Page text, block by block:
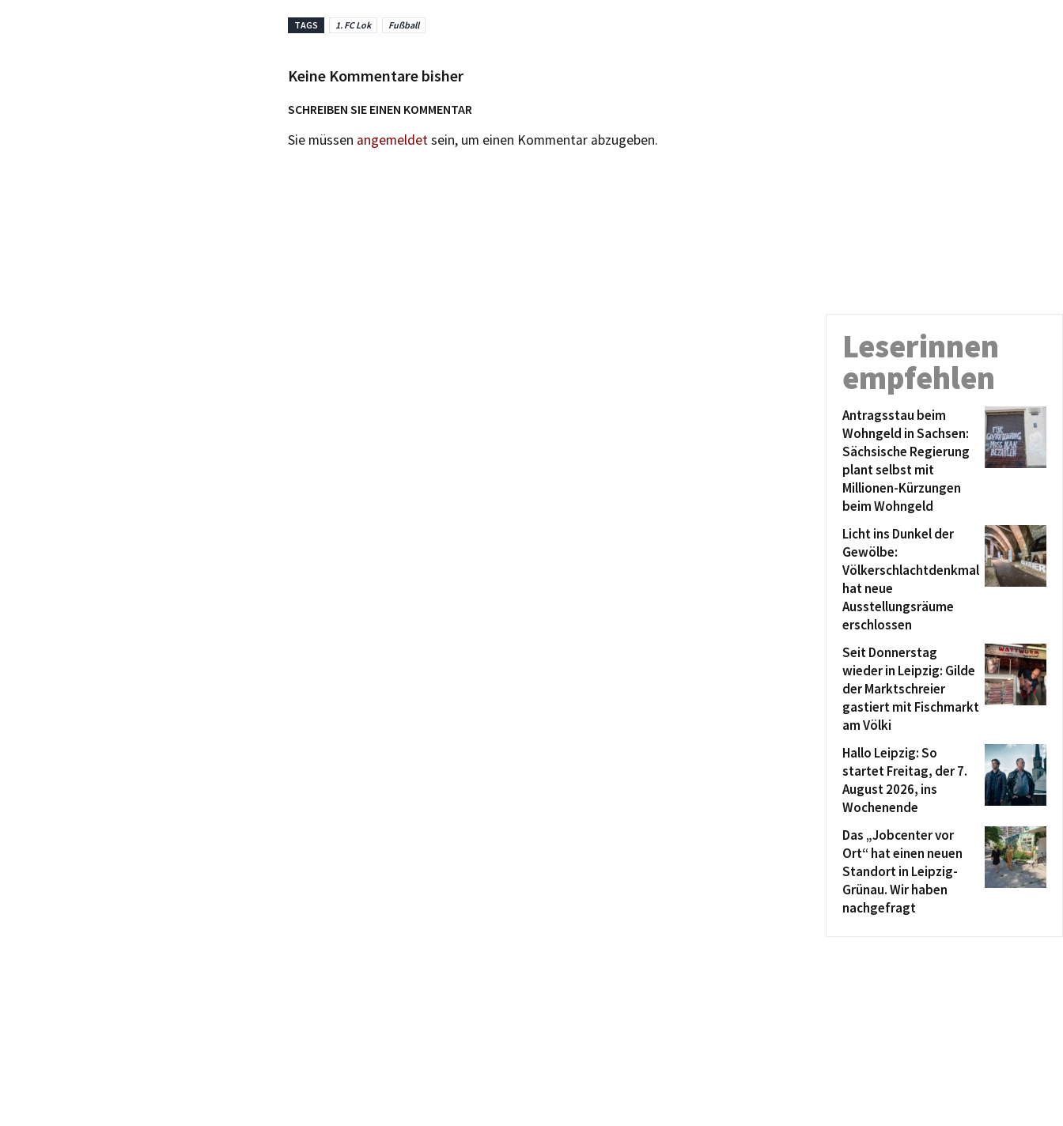
TAGS 1. FC Lok Fußball
Keine Kommentare bisher
SCHREIBEN SIE EINEN KOMMENTAR
Sie müssen angemeldetsein, um einen Kommentar abzugeben.
Leserinnen
empfehlen
Antragsstau beim
Wohngeld in Sachsen:
Sächsische Regierung
plant selbst mit
Millionen-Kürzungen
beim Wohngeld
Licht ins Dunkel der
Gewölbe:
Völkerschlachtdenkmal
hat neue
Ausstellungsräume
erschlossen
Seit Donnerstag
wieder in Leipzig: Gilde
der Marktschreier
gastiert mit Fischmarkt
am Völki
Hallo Leipzig: So
startet Freitag, der 7.
August 2026, ins
Wochenende
Das „Jobcenter vor
Ort“ hat einen neuen
Standort in Leipzig-
Grünau. Wir haben
nachgefragt